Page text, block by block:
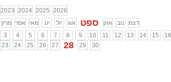
2023 2024 2025 2026
מרץ אפר מאי יונ יול אוג ספט אוק נוב
דצמ
3 4 5 6 7 8 9 10 11 12 13 14 15 16
23 24 25 26 27 28 29 30